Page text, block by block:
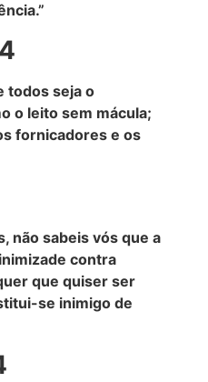
todos seja o
o leito sem mácula;
fornicadores e os
não sabeis vós que a
contra
que quiser ser
se inimigo de